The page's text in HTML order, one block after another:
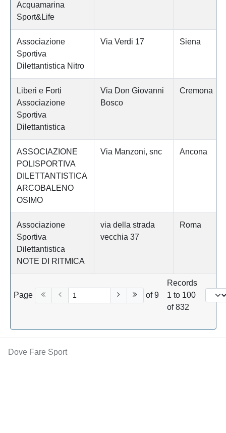
Acquamarina
Sport&Life
Associazione
Sportiva
Dilettantistica Nitro
Via Verdi 17 Siena
Liberi e Forti
Associazione
Sportiva
Dilettantistica
Via Don Giovanni
Bosco
Cremona
ASSOCIAZIONE
POLISPORTIVA
DILETTANTISTICA
ARCOBALENO
OSIMO
Via Manzoni, snc Ancona
Associazione
Sportiva
Dilettantistica
NOTE DI RITMICA
via della strada
vecchia 37
Roma
Page of 9
Records
1 to 100
of 832
Dove Fare Sport